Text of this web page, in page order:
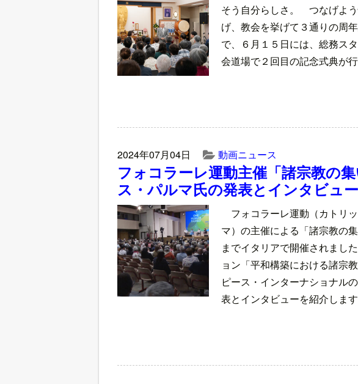
そう自分らしさ。 つなげよ
げ、教会を挙げて３通りの周
で、６月１５日には、総務ス
会道場で２回目の記念式典が行
2024年07月04日 動画ニュース
フォコラーレ運動主催「諸宗教の
ス・パルマ氏の発表とインタビュー
フォコラーレ運動（カトリ
マ）の主催による「諸宗教の
までイタリアで開催されまし
ョン「平和構築における諸宗
ピース・インターナショナル
表とインタビューを紹介します